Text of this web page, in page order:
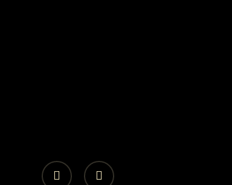
facebook instagram